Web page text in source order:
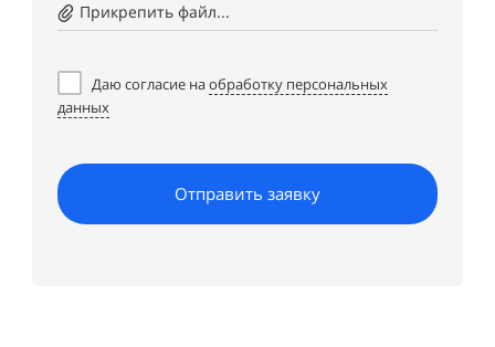
Прикрепить файл...
Даю согласие наобработку персональных
данных
Отправить заявку